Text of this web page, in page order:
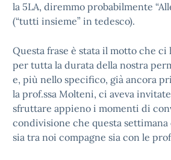
la 5LA, diremmo probabilmente
(“tutti insieme” in tedesco).
Questa frase è stata il motto che ci
per tutta la durata della nostra
e, più nello specifico, già ancora
la prof.ssa Molteni, ci aveva
sfruttare appieno i momenti di
condivisione che questa
sia tra noi compagne sia con le